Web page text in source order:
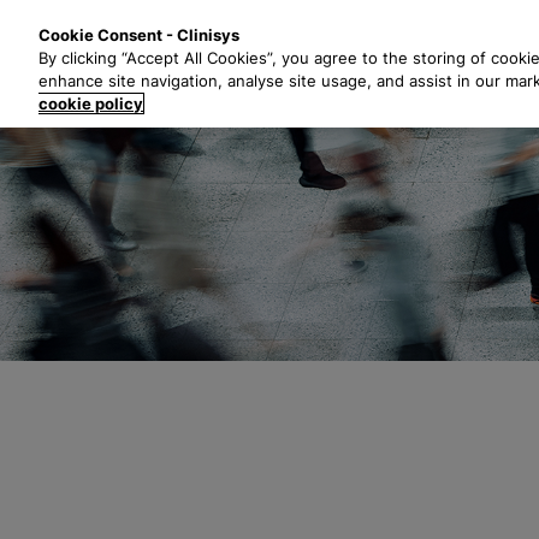
a
u
p
i
n
h
a
l
Cookie Consent - Clinisys
By clicking “Accept All Cookies”, you agree to the storing of
enhance site navigation, analyse site usage, and assist in our
cookie policy